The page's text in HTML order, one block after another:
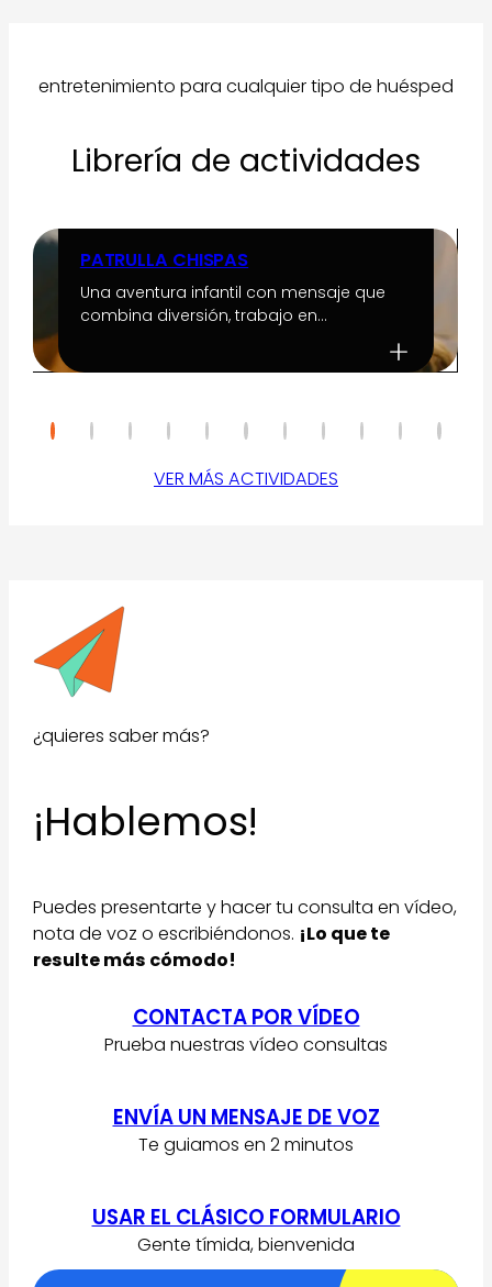
entretenimiento para cualquier tipo de huésped
Librería de actividades
PATRULLA CHISPAS
Una aventura infantil con mensaje que
combina diversión, trabajo en…
VER MÁS ACTIVIDADES
¿quieres saber más?
¡Hablemos!
Puedes presentarte y hacer tu consulta en vídeo,
nota de voz o escribiéndonos. ¡Lo que te
resulte más cómodo!
CONTACTA POR VÍDEO
Prueba nuestras vídeo consultas
ENVÍA UN MENSAJE DE VOZ
Te guiamos en 2 minutos
USAR EL CLÁSICO FORMULARIO
Gente tímida, bienvenida